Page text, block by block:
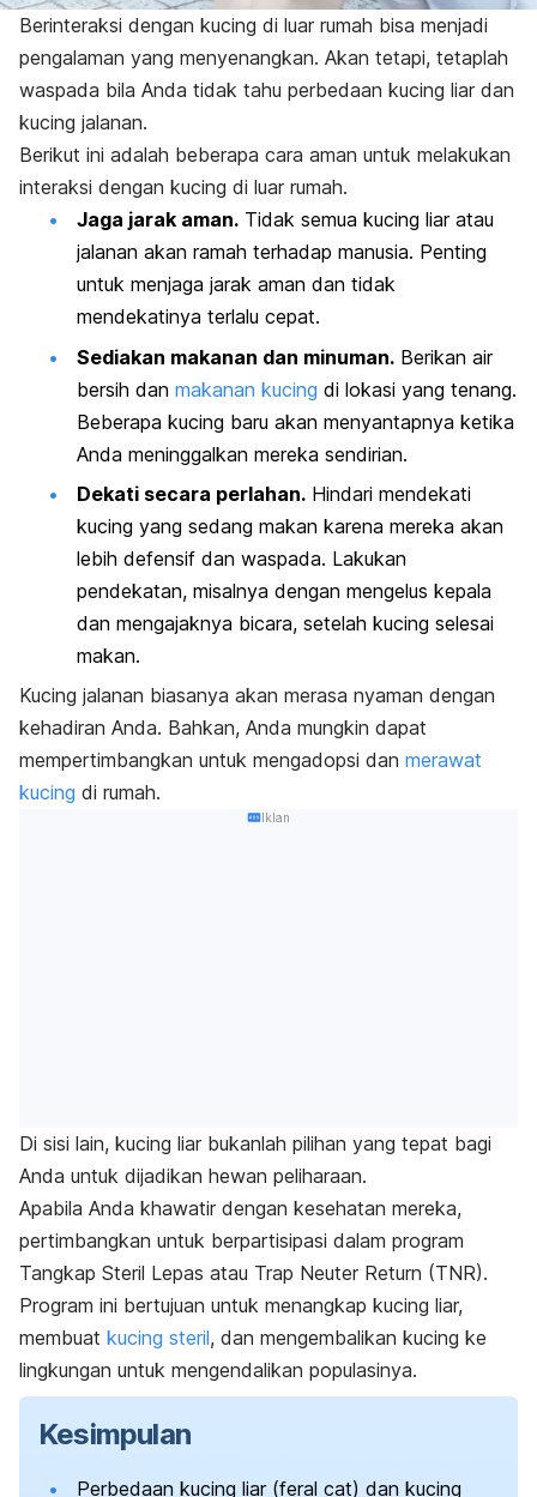
Berinteraksi dengan kucing di luar rumah bisa menjadi
pengalaman yang menyenangkan. Akan tetapi, tetaplah
waspada bila Anda tidak tahu perbedaan kucing liar dan
kucing jalanan.
Berikut ini adalah beberapa cara aman untuk melakukan
interaksi dengan kucing di luar rumah.
Jaga jarak aman. Tidak semua kucing liar atau
jalanan akan ramah terhadap manusia. Penting
untuk menjaga jarak aman dan tidak
mendekatinya terlalu cepat.
Sediakan makanan dan minuman. Berikan air
bersih dan makanan kucing di lokasi yang tenang.
Beberapa kucing baru akan menyantapnya ketika
Anda meninggalkan mereka sendirian.
Dekati secara perlahan. Hindari mendekati
kucing yang sedang makan karena mereka akan
lebih defensif dan waspada. Lakukan
pendekatan, misalnya dengan mengelus kepala
dan mengajaknya bicara, setelah kucing selesai
makan.
Kucing jalanan biasanya akan merasa nyaman dengan
kehadiran Anda. Bahkan, Anda mungkin dapat
mempertimbangkan untuk mengadopsi dan merawat
kucing di rumah.
Iklan
Di sisi lain, kucing liar bukanlah pilihan yang tepat bagi
Anda untuk dijadikan hewan peliharaan.
Apabila Anda khawatir dengan kesehatan mereka,
pertimbangkan untuk berpartisipasi dalam program
Tangkap Steril Lepas atau Trap Neuter Return (TNR).
Program ini bertujuan untuk menangkap kucing liar,
membuat kucing steril, dan mengembalikan kucing ke
lingkungan untuk mengendalikan populasinya.
Kesimpulan
Perbedaan kucing liar (feral cat) dan kucing